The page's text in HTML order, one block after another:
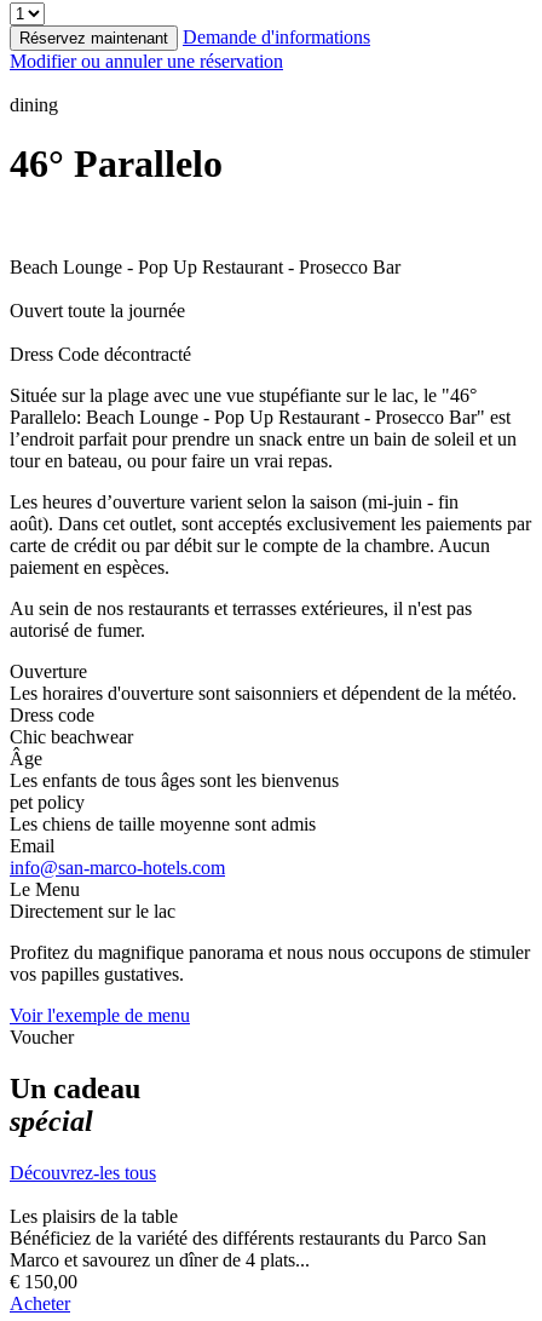
Réservez maintenant
Demande d'informations
Modifier ou annuler une réservation
dining
46° Parallelo
Beach Lounge - Pop Up Restaurant - Prosecco Bar
Ouvert toute la journée
Dress Code décontracté
Située sur la plage avec une vue stupéfiante sur le lac, le "46°
Parallelo: Beach Lounge - Pop Up Restaurant - Prosecco Bar" est
l’endroit parfait pour prendre un snack entre un bain de soleil et un
tour en bateau, ou pour faire un vrai repas.
Les heures d’ouverture varient selon la saison (mi-juin - fin
août). Dans cet outlet, sont acceptés exclusivement les paiements par
carte de crédit ou par débit sur le compte de la chambre. Aucun
paiement en espèces.
Au sein de nos restaurants et terrasses extérieures, il n'est pas
autorisé de fumer.
Ouverture
Les horaires d'ouverture sont saisonniers et dépendent de la météo.
Dress code
Chic beachwear
Âge
Les enfants de tous âges sont les bienvenus
pet policy
Les chiens de taille moyenne sont admis
Email
info@san-marco-hotels.com
Le Menu
Directement sur le lac
Profitez du magnifique panorama et nous nous occupons de stimuler
vos papilles gustatives.
Voir l'exemple de menu
Voucher
Un cadeau
spécial
Découvrez-les tous
Les plaisirs de la table
Bénéficiez de la variété des différents restaurants du Parco San
Marco et savourez un dîner de 4 plats...
€ 150,00
Acheter